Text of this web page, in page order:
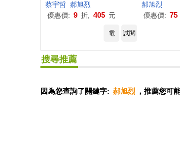
蔡宇哲 郝旭烈
優惠價: 9 折, 405 元
郝旭烈
優惠價: 75
電 試閱
搜尋推薦
因為您查詢了關鍵字: 郝旭烈 ，推薦您可